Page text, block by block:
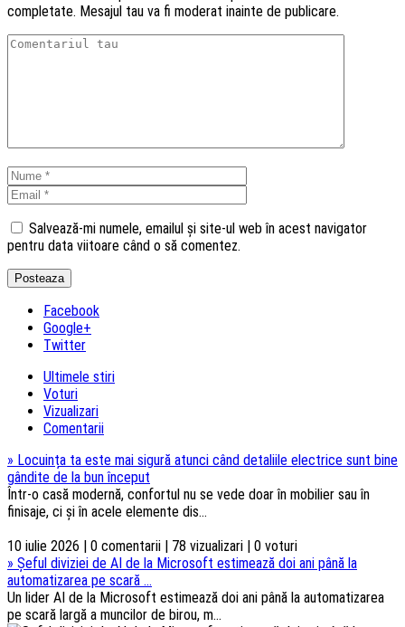
completate. Mesajul tau va fi moderat inainte de publicare.
Salvează-mi numele, emailul și site-ul web în acest navigator
pentru data viitoare când o să comentez.
Facebook
Google+
Twitter
Ultimele stiri
Voturi
Vizualizari
Comentarii
» Locuința ta este mai sigură atunci când detaliile electrice sunt bine
gândite de la bun început
Într-o casă modernă, confortul nu se vede doar în mobilier sau în
finisaje, ci și în acele elemente dis...
10 iulie 2026 | 0 comentarii | 78 vizualizari | 0 voturi
» Șeful diviziei de AI de la Microsoft estimează doi ani până la
automatizarea pe scară ...
Un lider AI de la Microsoft estimează doi ani până la automatizarea
pe scară largă a muncilor de birou, m...